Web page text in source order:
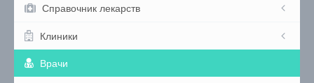
Справочник лекарств
Клиники
Врачи